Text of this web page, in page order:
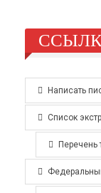
Написать
Список
Перечень